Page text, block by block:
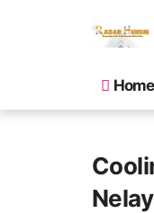
Home